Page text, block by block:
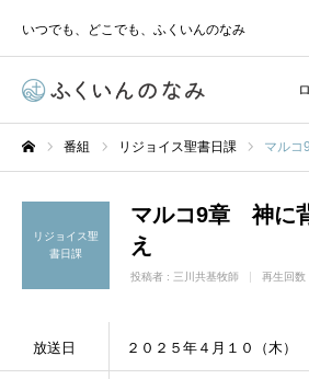
いつでも、どこでも、ふくいんのなみ
番組 リジョイス聖書日課 マルコ
リジョイス聖
書日課
マルコ9章 神に
え
投稿者 : 三川共基牧師 再生回数
放送日 ２０２５年４月１０（木）